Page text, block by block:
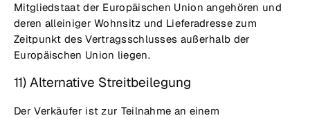
Mitgliedstaat der Europäischen Union angehören und
deren alleiniger Wohnsitz und Lieferadresse zum
Zeitpunkt des Vertragsschlusses außerhalb der
Europäischen Union liegen.
11) Alternative Streitbeilegung
Der Verkäufer ist zur Teilnahme an einem